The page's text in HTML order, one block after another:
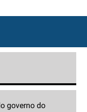
governo do